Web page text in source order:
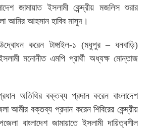
জামায়াত ইসলামী কেন্দ্রীয় মজলিস শুরার
আমির আহসান হাবিব মাসুদ।
উদ্বোধন করেন টাঙ্গাইল-১ (মধুপুর – ধনবাড়ি)
মনোনীত এমপি প্রার্থী অধ্যক্ষ মোন্তাজ
অতিথির বক্তব্য প্রদান করেন বাংলাদেশ
আমীর বক্তব্য প্রদান করেন শিবিরের কেন্দ্রীয়
বাংলাদেশ জামায়াতে ইসলামী দায়িত্বশীল